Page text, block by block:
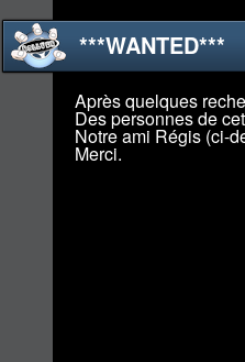
***WANTED***
Après quelques
Des personnes de
Notre ami Régis (ci-
Merci.